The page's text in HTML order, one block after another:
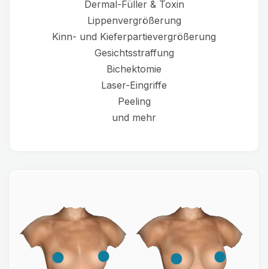
Dermal-Füller & Toxin
Lippenvergrößerung
Kinn- und Kieferpartievergrößerung
Gesichtsstraffung
Bichektomie
Laser-Eingriffe
Peeling
und mehr